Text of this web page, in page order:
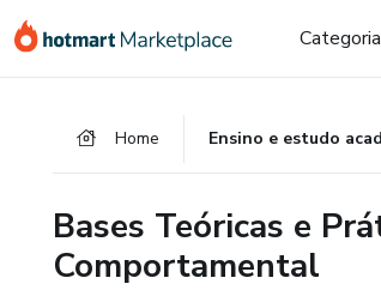
para
para
para
Home Ensino e estudo
Bases Teóricas e
Comportamental